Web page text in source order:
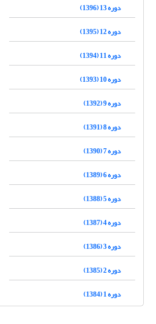
دوره 13 (1396)
دوره 12 (1395)
دوره 11 (1394)
دوره 10 (1393)
دوره 9 (1392)
دوره 8 (1391)
دوره 7 (1390)
دوره 6 (1389)
دوره 5 (1388)
دوره 4 (1387)
دوره 3 (1386)
دوره 2 (1385)
دوره 1 (1384)